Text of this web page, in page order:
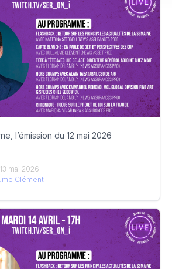
l’émission du 12 mai 2026
mai 2026
Clément